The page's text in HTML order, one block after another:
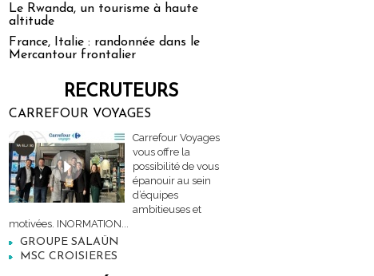
Le Rwanda, un tourisme à haute
altitude
France, Italie : randonnée dans le
Mercantour frontalier
RECRUTEURS
CARREFOUR VOYAGES
Carrefour Voyages
vous offre la
possibilité de vous
épanouir au sein
d’équipes
ambitieuses et
motivées. INORMATION...
GROUPE SALAÜN
MSC CROISIERES